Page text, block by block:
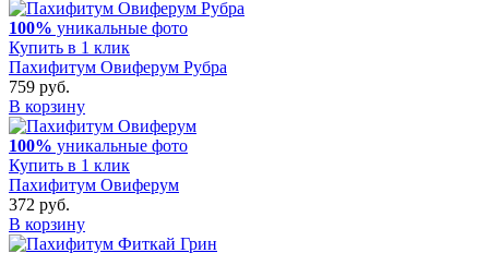
100% уникальные фото
Купить в 1 клик
Пахифитум Овиферум Рубра
759 руб.
В корзину
100% уникальные фото
Купить в 1 клик
Пахифитум Овиферум
372 руб.
В корзину